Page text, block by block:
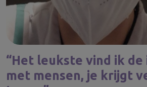
“Het leukste vind ik
met mensen, je krijgt